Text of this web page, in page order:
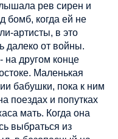
рев сирен и
бомб, когда ей не
артисты, в это
далеко от войны.
другом конце
Маленькая
бабушки, пока к ним
поездах и попутках
мать. Когда она
выбраться из